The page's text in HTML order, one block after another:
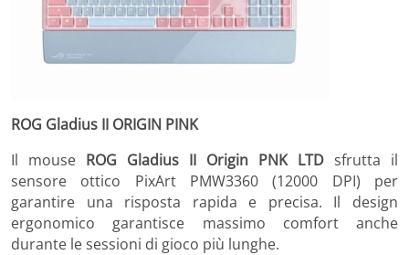
ROG Gladius II ORIGIN PINK
Il mouse ROG Gladius II Origin PNK LTD sfrutta il
sensore ottico PixArt PMW3360 (12000 DPI) per
garantire una risposta rapida e precisa. Il design
ergonomico garantisce massimo comfort anche
durante le sessioni di gioco più lunghe.